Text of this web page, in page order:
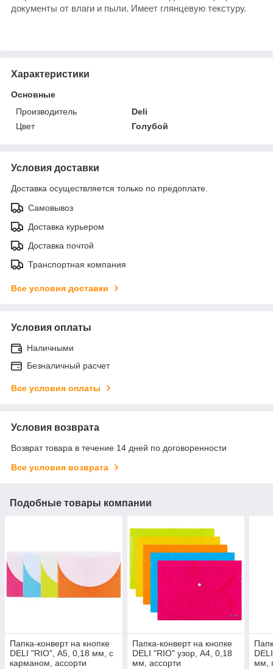
документы от влаги и пыли. Имеет глянцевую текстуру.
Характеристики
Основные
Производитель
Deli
Цвет
Голубой
Условия доставки
Доставка осуществляется только по предоплате.
Самовывоз
Доставка курьером
Доставка почтой
Транспортная компания
Все условия доставки
Условия оплаты
Наличными
Безналичный расчет
Все условия оплаты
Условия возврата
Возврат товара в течение 14 дней по договоренности
Все условия возврата
Подобные товары компании
Папка-конверт на кнопке
DELI "RIO", А5, 0,18 мм, с
карманом, ассорти
Папка-конверт на кнопке
DELI "RIO" узор, А4, 0,18
мм, ассорти
мм,